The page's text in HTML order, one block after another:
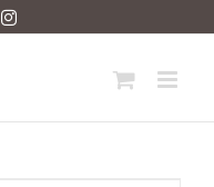
Instagram